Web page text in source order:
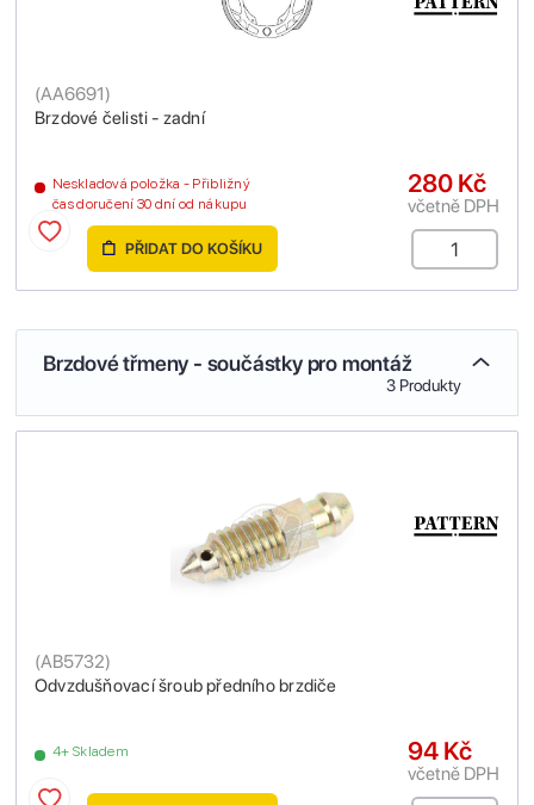
Brzdové čelisti - zadní
(AA6691)
Neskladová položka - Přibližný
čas doručení 30 dní od nákupu
280 Kč
včetně DPH
PŘIDAT DO KOŠÍKU
Brzdové třmeny - součástky pro montáž
3 Produkty
Odvzdušňovací šroub předního brzdiče
(AB5732)
4+ Skladem 94 Kč
včetně DPH